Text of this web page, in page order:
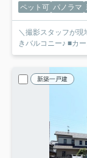
ペット可 パノラマ
＼撮影スタッフが現
きバルコニー♪ ■カ
新築一戸建